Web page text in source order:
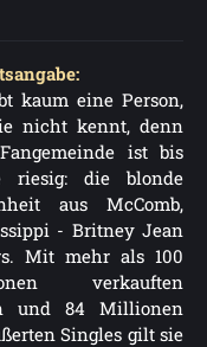
kaum eine Person,
nicht kennt, denn
ist bis
riesig: die blonde
aus McComb,
- Britney Jean
Mit mehr als 100
verkauften
und 84 Millionen
Singles gilt sie